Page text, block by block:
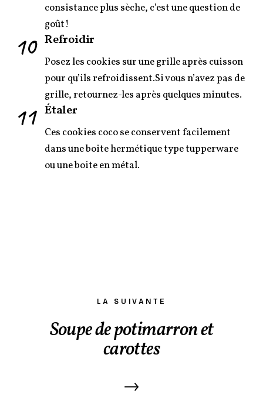
consistance plus sèche, c’est une question de
goût!
10 Refroidir
Posez les cookies sur une grille après cuisson
pour qu’ils refroidissent.Si vous n’avez pas de
grille, retournez-les après quelques minutes.
11 Étaler
Ces cookies coco se conservent facilement
dans une boite hermétique type tupperware
ou une boite en métal.
LA SUIVANTE
Soupe de potimarron et
carottes
→